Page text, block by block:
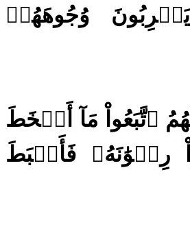
وُجُوهَهُمۡ
ٱتَّبَعُواْ مَآ أَسۡخَطَ
رِضۡوَٰنَهُۥ فَأَحۡبَطَ